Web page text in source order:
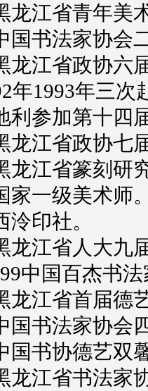
龙江省青年美
国书法家协会
龙江省政协六
年1993年三
利参加第十四
龙江省政协七
龙江省篆刻研
家一级美术师
泠印社。
龙江省人大九
中国百杰书法
龙江省首届德
国书法家协会
国书协德艺双
龙江省书法家